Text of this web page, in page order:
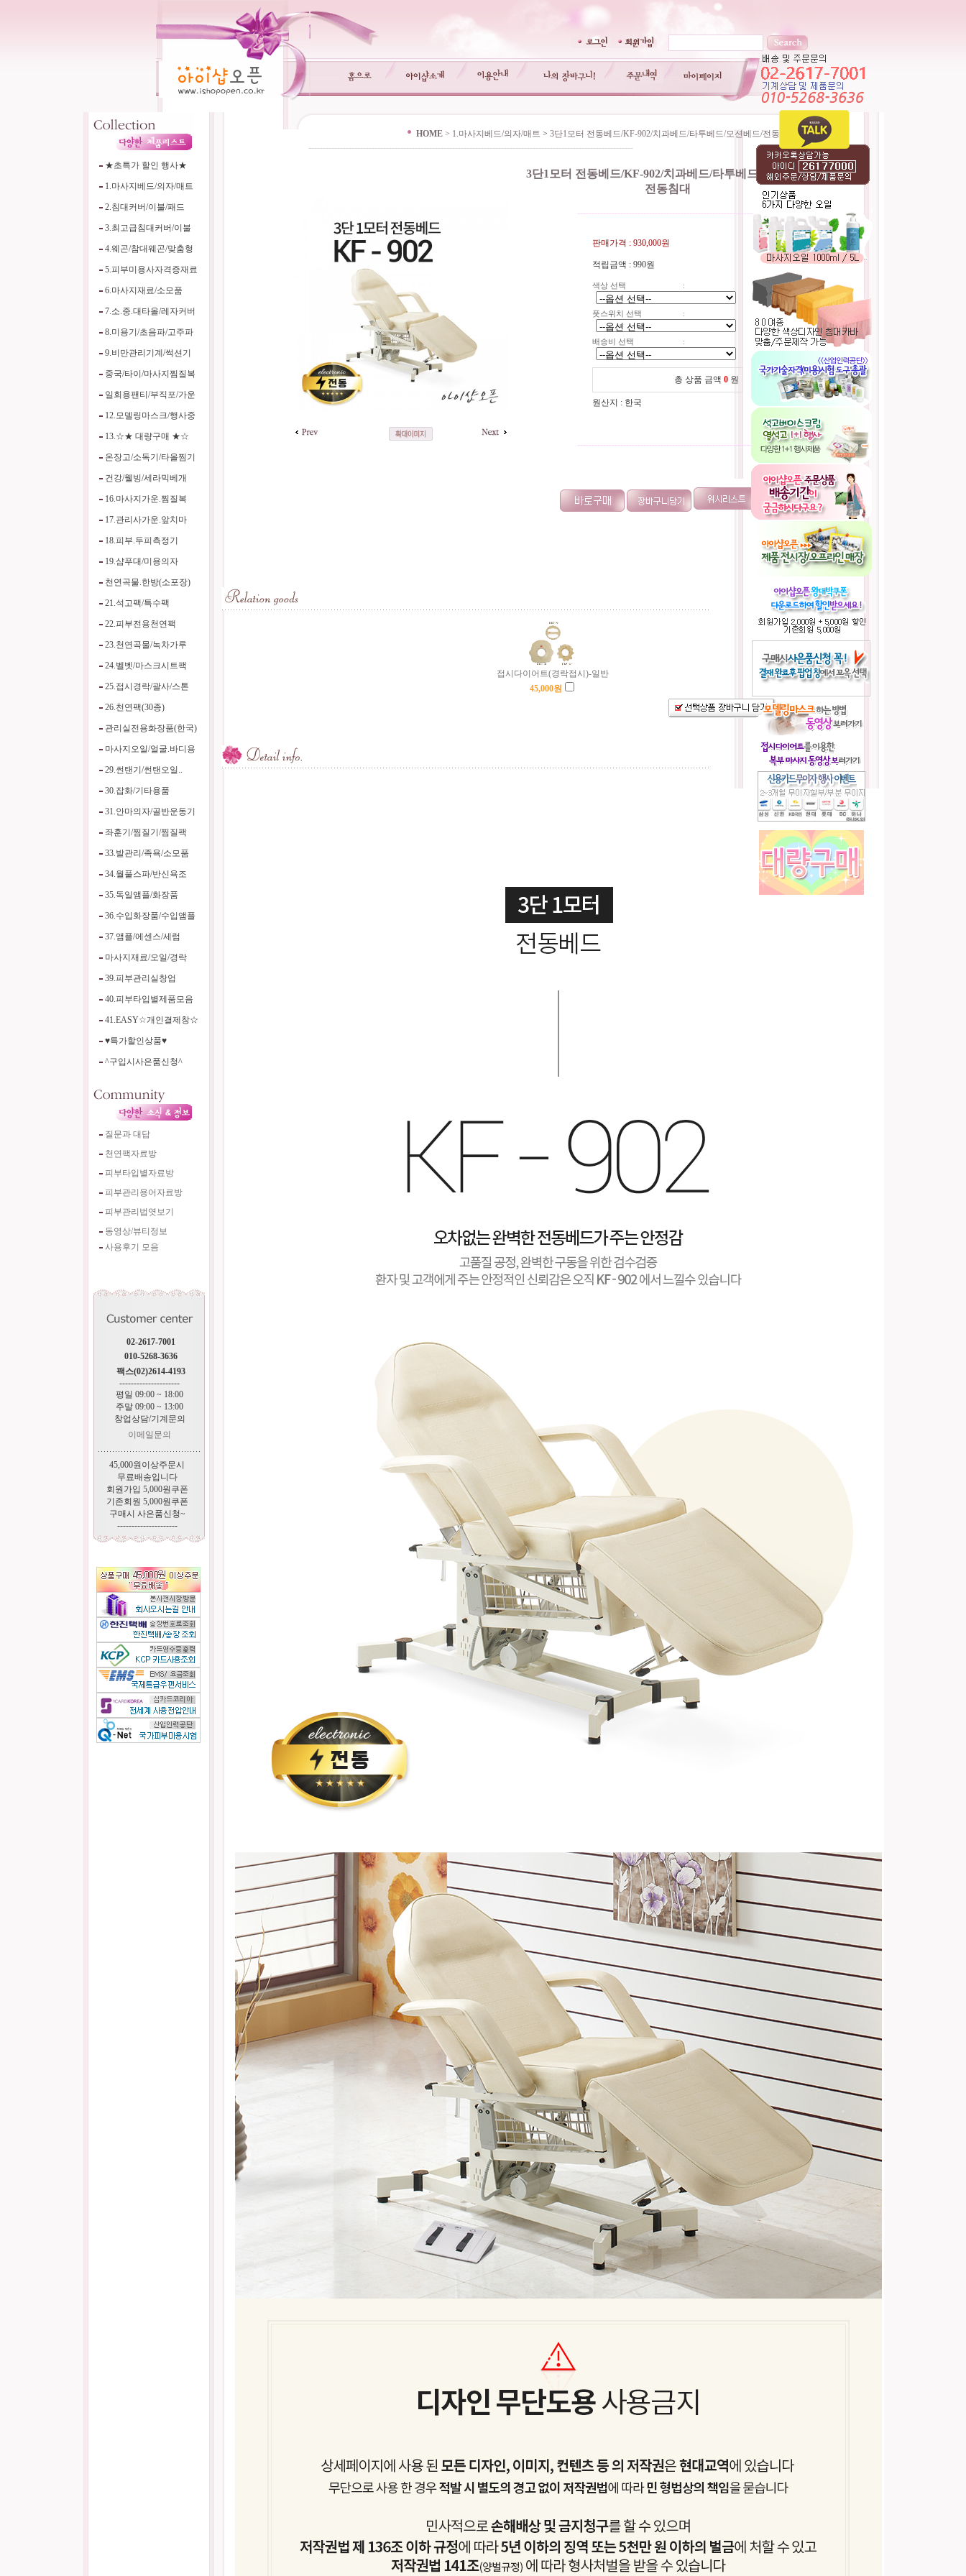
★초특가 할인 행사★
1.마사지베드/의자/매트
2.침대커버/이불/패드
3.최고급침대커버/이불
4.웨곤/참대웨곤/맞춤형
5.피부미용사자격증재료
6.마사지재료/소모품
7.소.중.대타올/레자커버
8.미용기/초음파/고주파
9.비만관리기계/썩션기
중국/타이/마사지찜질복
일회용팬티/부직포/가운
12.모델링마스크/행사중
13.☆★ 대량구매 ★☆
온장고/소독기/타올찜기
건강/웰빙/세라믹베개
16.마사지가운.찜질복
17.관리사가운.앞치마
18.피부.두피측정기
19.샴푸대/미용의자
천연곡물.한방(소포장)
21.석고팩/특수팩
22.피부전용천연팩
23.천연곡물/녹차가루
24.벨벳/마스크시트팩
25.접시경락/괄사/스톤
26.천연팩(30종)
관리실전용화장품(한국)
마사지오일/얼굴.바디용
29.썬탠기/썬탠오일..
30.잡화/기타용품
31.안마의자/골반운동기
좌훈기/찜질기/찜질팩
33.발관리/족욕/소모품
34.월풀스파/반신욕조
35.독일앰플/화장품
36.수입화장품/수입앰플
37.앰플/에센스/세럼
마사지재료/오일/경락
39.피부관리실창업
40.피부타입별제품모음
41.EASY☆개인결제창☆
♥특가할인상품♥
^구입시사은품신청^
질문과 대답
천연팩자료방
피부타입별자료방
피부관리용어자료방
피부관리법엿보기
동영상/뷰티정보
사용후기 모음
02-2617-7001
010-5268-3636
팩스(02)2614-4193
---------------------
평일 09:00 ~ 18:00
주말 09:00 ~ 13:00
창업상담/기계문의
이메일문의
45,000원이상주문시
무료배송입니다
회원가입 5,000원쿠폰
기존회원 5,000원쿠폰
구매시 사은품신청~
---------------------
HOME > 1.마사지베드/의자/매트 > 3단1모터 전동베드/KF-902/치과베드/타투베드/모션베드/전동침대
-----------------------------------------------------------------------------------------------------------------
3단1모터 전동베드/KF-902/치과베드/타투베드/모션베드/
전동침대
---------------------------------------------------------------
판매가격 : 930,000원
적립금액 : 990원
색상 선택 :
풋스위치 선택 :
배송비 선택 :
총 상품 금액 0 원
원산지 : 한국
---------------------------------------------------------------
접시다이어트(경락접시)-일반
45,000원